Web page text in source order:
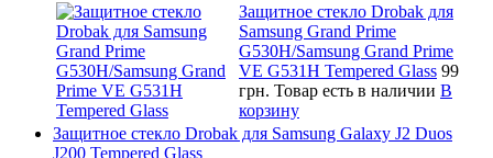
Защитное стекло Drobak для
Samsung Grand Prime
G530H/Samsung Grand Prime
VE G531H Tempered Glass 99
грн. Товар есть в наличии В
корзину
Защитное стекло Drobak для Samsung Galaxy J2 Duos
J200 Tempered Glass